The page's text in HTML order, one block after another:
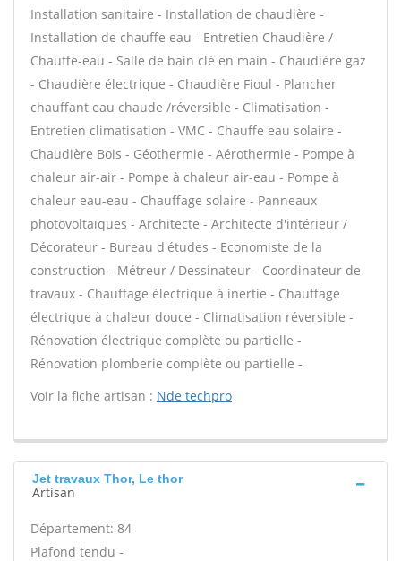
Installation sanitaire - Installation de chaudière -
Installation de chauffe eau - Entretien Chaudière /
Chauffe-eau - Salle de bain clé en main - Chaudière gaz
- Chaudière électrique - Chaudière Fioul - Plancher
chauffant eau chaude /réversible - Climatisation -
Entretien climatisation - VMC - Chauffe eau solaire -
Chaudière Bois - Géothermie - Aérothermie - Pompe à
chaleur air-air - Pompe à chaleur air-eau - Pompe à
chaleur eau-eau - Chauffage solaire - Panneaux
photovoltaïques - Architecte - Architecte d'intérieur /
Décorateur - Bureau d'études - Economiste de la
construction - Métreur / Dessinateur - Coordinateur de
travaux - Chauffage électrique à inertie - Chauffage
électrique à chaleur douce - Climatisation réversible -
Rénovation électrique complète ou partielle -
Rénovation plomberie complète ou partielle -
Voir la fiche artisan : Nde techpro
Jet travaux Thor, Le thor
Artisan
Département: 84
Plafond tendu -